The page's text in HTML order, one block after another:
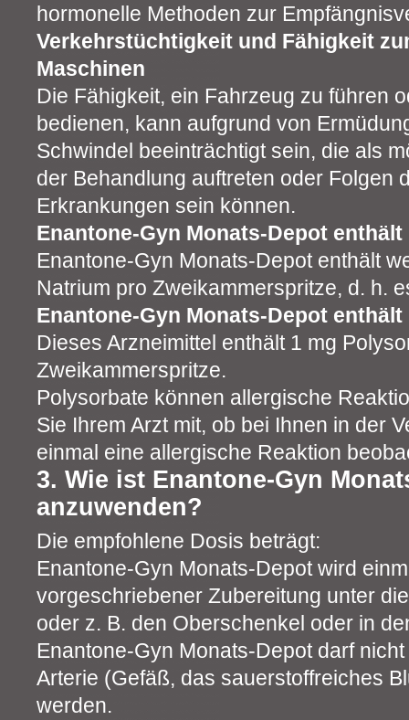
hormonelle Methoden zur
Verkehrstüchtigkeit und Fähigkeit
Maschinen
Die Fähigkeit, ein Fahrzeug zu führen
bedienen, kann aufgrund von
Schwindel beeinträchtigt sein, die als
der Behandlung auftreten oder Folgen
Erkrankungen sein können.
Enantone-Gyn Monats-Depot enthält
Enantone-Gyn Monats-Depot enthält
Natrium pro Zweikammerspritze, d. h.
Enantone-Gyn Monats-Depot
Dieses Arzneimittel enthält 1 mg
Zweikammerspritze.
Polysorbate können allergische
Sie Ihrem Arzt mit, ob bei Ihnen in der
einmal eine allergische Reaktion
3. Wie ist Enantone-Gyn
anzuwenden?
Die empfohlene Dosis beträgt:
Enantone-Gyn Monats-Depot wird
vorgeschriebener Zubereitung unter
oder z. B. den Oberschenkel oder in
Enantone-Gyn Monats-Depot darf
Arterie (Gefäß, das sauerstoffreiches
werden.